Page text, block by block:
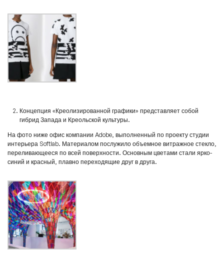
Концепция «Креолизированной графики» представляет собой
гибрид Запада и Креольской культуры.
На фото ниже офис компании Adobe, выполненный по проекту студии
интерьера Softlab. Материалом послужило объемное витражное стекло,
переливающееся по всей поверхности. Основным цветами стали ярко-
синий и красный, плавно переходящие друг в друга.